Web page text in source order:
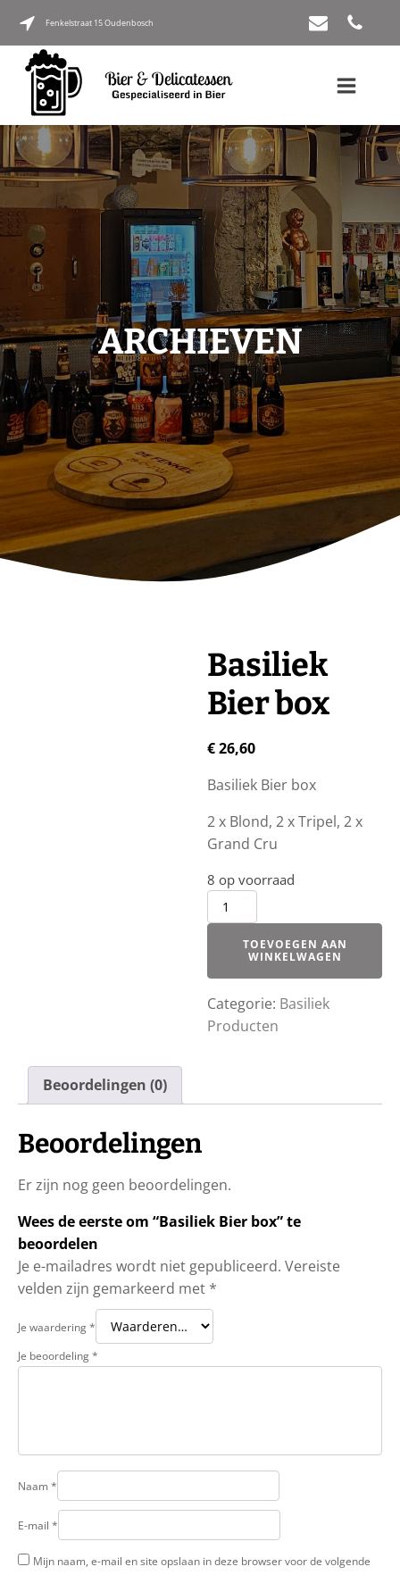
Fenkelstraat 15 Oudenbosch
ARCHIEVEN
Basiliek
Bier box
€26,60
Basiliek Bier box
2 x Blond, 2 x Tripel, 2 x
Grand Cru
8 op voorraad
Basiliek
Bier
TOEVOEGEN AAN
WINKELWAGEN
Categorie: Basiliek
Producten
Beoordelingen (0)
Beoordelingen
Er zijn nog geen beoordelingen.
Wees de eerste om “Basiliek Bier box” te
beoordelen
Je e-mailadres wordt niet gepubliceerd. Vereiste
velden zijn gemarkeerd met *
Je waardering*
Je beoordeling*
Naam *
E-mail *
Mijn naam, e-mail en site opslaan in deze browser voor de volgende